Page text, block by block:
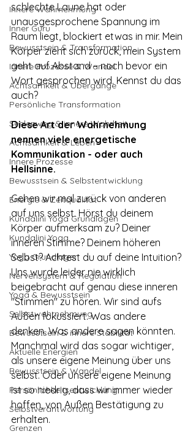
Innere Wahrnehmung
Inner Guru
Bewusstsein & Transformation
Innere Prozesse & Wandel
Achtsamkeit & Übergänge
Persönliche Transformation
Seelenweg & innere Wahrheit
Achtsamkeit & Leben
Innere Prozesse
Bewusstsein & Selbstentwicklung
Energie & Zeitqualität
Kundalini Yoga Grundlagen
Kundalini Yoga
Yoga Grundlagen
Nervensystem & Regulation
Yoga & Bewusstsein
Selbstwahrnehmung
Bewusstsein & innere Stabilität
Aktuelle Energien
Bewusstsein & Wandel
Persönlichkeitsentwicklung
Selbstverantwortung
Grenzen
schlechte Laune hat oder
unausgesprochene Spannung im
Raum liegt, blockiert etwas in mir. Mein
Körper zieht sich zurück, mein System
geht auf Abstand – noch bevor ein
Wort gesprochen wird. Kennst du das
auch?
Diese Art der Wahrnehmung
nennen viele energetische
Kommunikation - oder auch
Hellsinne.
Gehen wir mal zurück von anderen
auf uns selbst. Hörst du deinem
Körper aufmerksam zu? Deiner
inneren Stimme? Deinem höheren
Selbst? Achtest du auf deine Intuition?
Uns wurde leider nie wirklich
beigebracht auf genau diese inneren
"Stimmen" zu hören. Wir sind aufs
Außen fokussiert. Was andere
denken. Was andere sagen könnten.
Manchmal wird das sogar wichtiger,
als unsere eigene Meinung über uns
selbst. Oder unsere eigene Meinung
ist so niedrig, dass wir immer wieder
hoffen, von Außen Bestätigung zu
erhalten.